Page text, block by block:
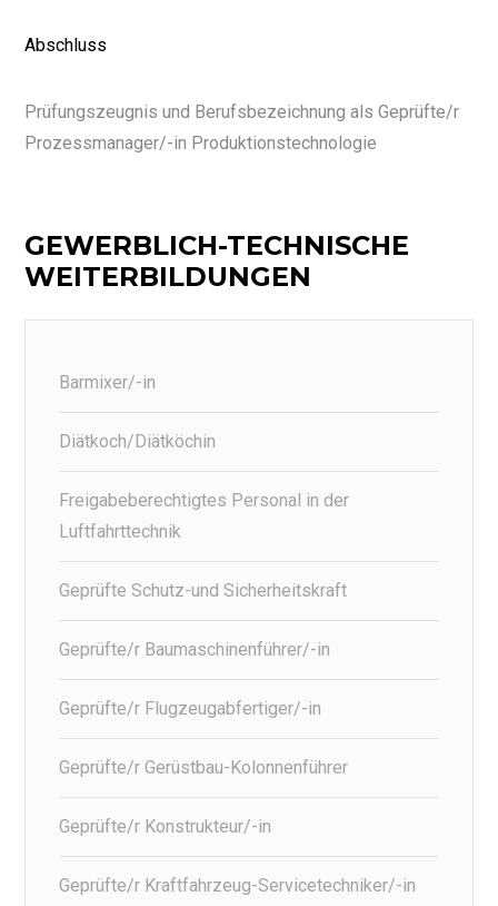
Abschluss
Prüfungszeugnis und Berufsbezeichnung als Geprüfte/r
Prozessmanager/-in Produktionstechnologie
GEWERBLICH-TECHNISCHE
WEITERBILDUNGEN
Barmixer/-in
Diätkoch/Diätköchin
Freigabeberechtigtes Personal in der
Luftfahrttechnik
Geprüfte Schutz-und Sicherheitskraft
Geprüfte/r Baumaschinenführer/-in
Geprüfte/r Flugzeugabfertiger/-in
Geprüfte/r Gerüstbau-Kolonnenführer
Geprüfte/r Konstrukteur/-in
Geprüfte/r Kraftfahrzeug-Servicetechniker/-in